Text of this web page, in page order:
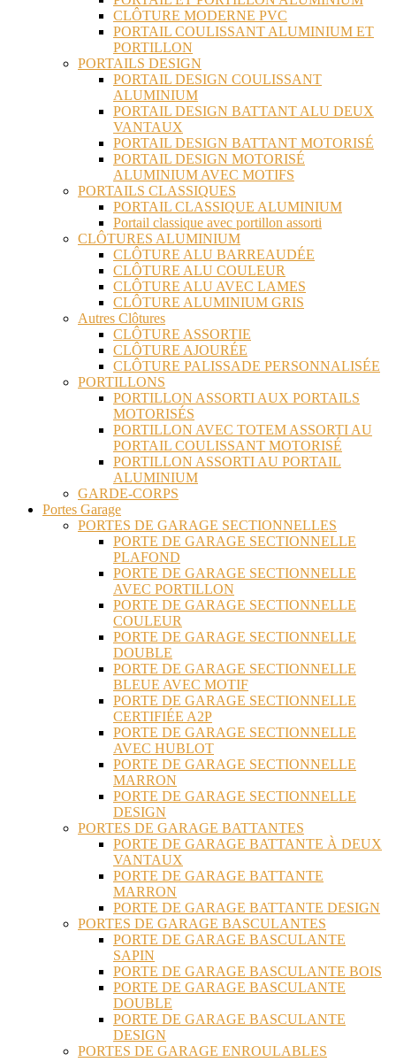
CLÔTURE MODERNE PVC
PORTAIL COULISSANT ALUMINIUM ET
PORTILLON
PORTAILS DESIGN
PORTAIL DESIGN COULISSANT
ALUMINIUM
PORTAIL DESIGN BATTANT ALU DEUX
VANTAUX
PORTAIL DESIGN BATTANT MOTORISÉ
PORTAIL DESIGN MOTORISÉ
ALUMINIUM AVEC MOTIFS
PORTAILS CLASSIQUES
PORTAIL CLASSIQUE ALUMINIUM
Portail classique avec portillon assorti
CLÔTURES ALUMINIUM
CLÔTURE ALU BARREAUDÉE
CLÔTURE ALU COULEUR
CLÔTURE ALU AVEC LAMES
CLÔTURE ALUMINIUM GRIS
Autres Clôtures
CLÔTURE ASSORTIE
CLÔTURE AJOURÉE
CLÔTURE PALISSADE PERSONNALISÉE
PORTILLONS
PORTILLON ASSORTI AUX PORTAILS
MOTORISÉS
PORTILLON AVEC TOTEM ASSORTI AU
PORTAIL COULISSANT MOTORISÉ
PORTILLON ASSORTI AU PORTAIL
ALUMINIUM
GARDE-CORPS
Portes Garage
PORTES DE GARAGE SECTIONNELLES
PORTE DE GARAGE SECTIONNELLE
PLAFOND
PORTE DE GARAGE SECTIONNELLE
AVEC PORTILLON
PORTE DE GARAGE SECTIONNELLE
COULEUR
PORTE DE GARAGE SECTIONNELLE
DOUBLE
PORTE DE GARAGE SECTIONNELLE
BLEUE AVEC MOTIF
PORTE DE GARAGE SECTIONNELLE
CERTIFIÉE A2P
PORTE DE GARAGE SECTIONNELLE
AVEC HUBLOT
PORTE DE GARAGE SECTIONNELLE
MARRON
PORTE DE GARAGE SECTIONNELLE
DESIGN
PORTES DE GARAGE BATTANTES
PORTE DE GARAGE BATTANTE À DEUX
VANTAUX
PORTE DE GARAGE BATTANTE
MARRON
PORTE DE GARAGE BATTANTE DESIGN
PORTES DE GARAGE BASCULANTES
PORTE DE GARAGE BASCULANTE
SAPIN
PORTE DE GARAGE BASCULANTE BOIS
PORTE DE GARAGE BASCULANTE
DOUBLE
PORTE DE GARAGE BASCULANTE
DESIGN
PORTES DE GARAGE ENROULABLES